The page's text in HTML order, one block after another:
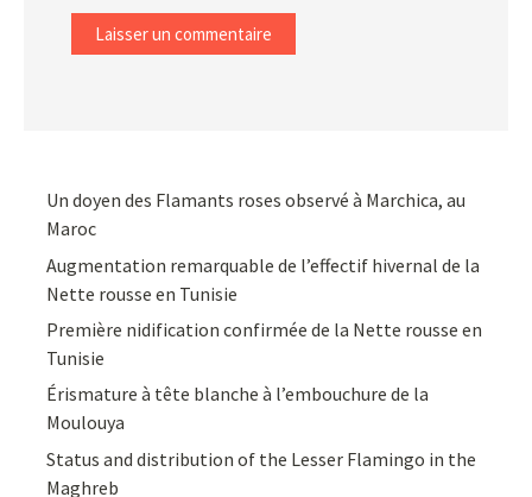
Un doyen des Flamants roses observé à Marchica, au
Maroc
Augmentation remarquable de l’effectif hivernal de la
Nette rousse en Tunisie
Première nidification confirmée de la Nette rousse en
Tunisie
Érismature à tête blanche à l’embouchure de la
Moulouya
Status and distribution of the Lesser Flamingo in the
Maghreb